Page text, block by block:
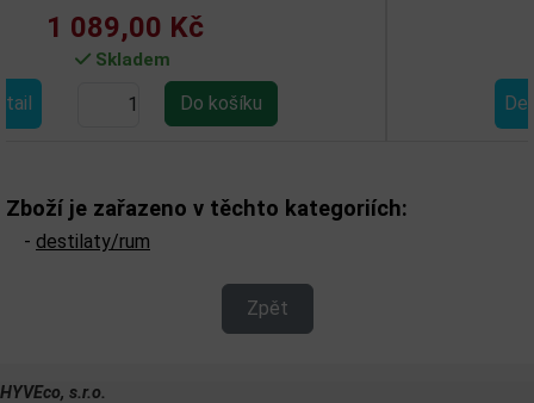
Detail
Zboží je zařazeno v těchto kategoriích:
- destilaty/rum
Zpět
HYVEco, s.r.o.